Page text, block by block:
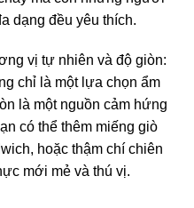
dạng đều yêu thích.
vị tự nhiên và độ giòn:
chỉ là một lựa chọn ẩm
là một nguồn cảm hứng
có thể thêm miếng giò
hoặc thậm chí chiên
mới mẻ và thú vị.